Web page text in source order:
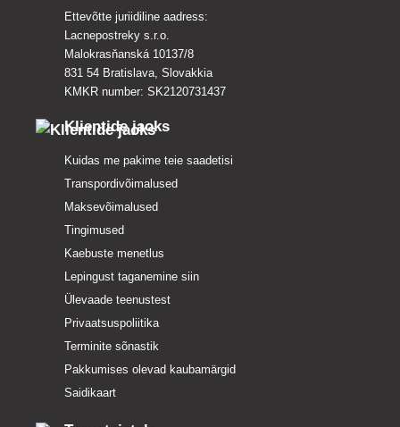
Ettevõtte juriidiline aadress:
Lacnepostreky s.r.o.
Malokrasňanská 10137/8
831 54 Bratislava, Slovakkia
KMKR number: SK2120731437
Klientide jaoks
Kuidas me pakime teie saadetisi
Transpordivõimalused
Maksevõimalused
Tingimused
Kaebuste menetlus
Lepingust taganemine siin
Ülevaade teenustest
Privaatsuspoliitika
Terminite sõnastik
Pakkumises olevad kaubamärgid
Saidikaart